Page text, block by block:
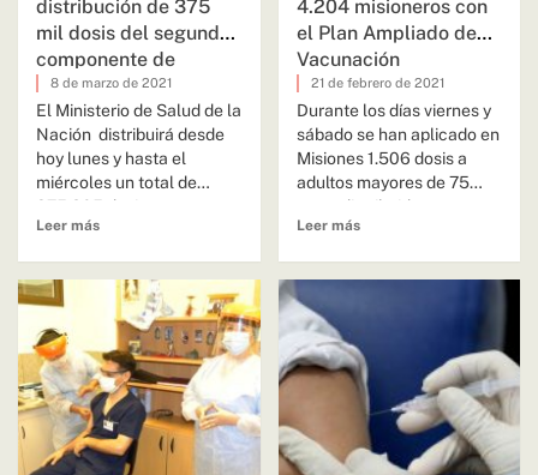
distribución de 375
mil dosis del segundo
componente de
Sputnik V
8 de marzo de 2021
El Ministerio de Salud de la
Nación distribuirá desde
hoy lunes y hasta el
miércoles un total de
375.805 dosis...
Leer más
4.204 misioneros con
el Plan Ampliado de
Vacunación
21 de febrero de 2021
Durante los días viernes y
sábado se han aplicado en
Misiones 1.506 dosis a
adultos mayores de 75
años, distribuidos...
Leer más